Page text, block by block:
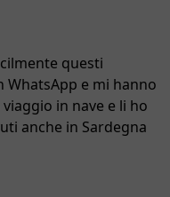
questi
e mi hanno
in nave e li ho
anche in Sardegna